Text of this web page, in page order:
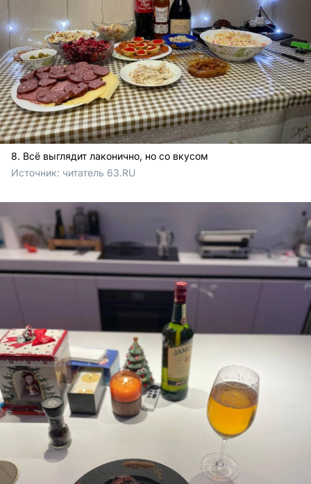
8. Всё выглядит лаконично, но со вкусом
Источник: читатель 63.RU